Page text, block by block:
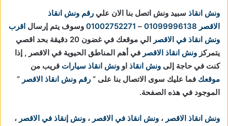
ونش انقاذ سبيد ونش اتصل بنا الان علي رقم ونش انقاذ
الاقصر 01099996138
–
01002752271 وسوف يتم إرسال اقرب
ونش انقاذ في الاقصر
الي موقعك في غضون 20 دقيقة بحد اقصي
يتمركز ونش انقاذ الاقصر في أهم المناطق الحيوية في الاقصر , إذا
كنت في حاجة إلى ونش انقاذ او ونش انقاذ سيارات قريب من
موقعك فما عليك سوى الاتصال بنا على “ رقم ونش انقاذ الاقصر ”
الموجود في هذه الصفحة.
ونش انقاذ الاقصر ، ونش انقاذ في الاقصر ، ونش إنقاذ في الاقصر ،